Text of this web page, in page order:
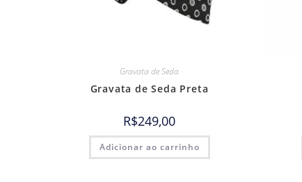
Gravata de Seda
Gravata de Seda Preta
R$249,00
Adicionar ao carrinho